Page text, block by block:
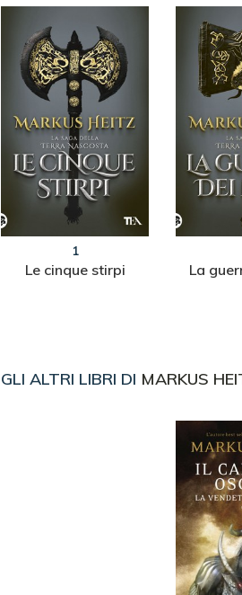
1
Le cinque stirpi La
GLI ALTRI LIBRI DI MARKUS